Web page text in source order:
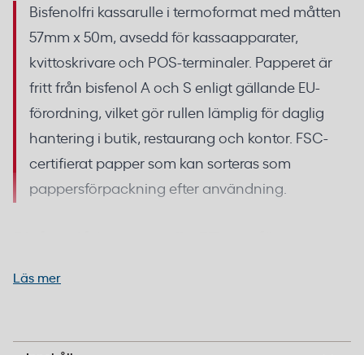
Bisfenolfri kassarulle i termoformat med måtten
57mm x 50m, avsedd för kassaapparater,
kvittoskrivare och POS-terminaler. Papperet är
fritt från bisfenol A och S enligt gällande EU-
förordning, vilket gör rullen lämplig för daglig
hantering i butik, restaurang och kontor. FSC-
certifierat papper som kan sorteras som
pappersförpackning efter användning.
Läs mer
Termopapper utan bisfenol A och S, FSC-certifierat